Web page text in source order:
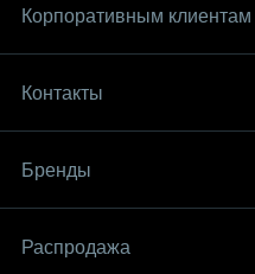
Корпоративным клиентам
Контакты
Бренды
Распродaжа